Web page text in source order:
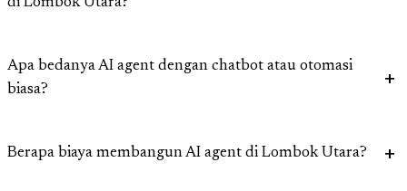
di Lombok Utara?
Apa bedanya AI agent dengan chatbot atau otomasi
biasa?
Berapa biaya membangun AI agent di Lombok Utara?